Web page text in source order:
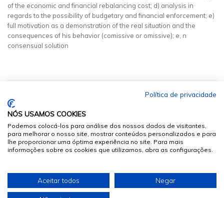
of the economic and financial rebalancing cost; d) analysis in
regards to the possibility of budgetary and financial enforcement; e)
full motivation as a demonstration of the real situation and the
consequences of his behavior (comissive or omissive); e, n
consensual solution
© 2026 Sumários.org
. Todos os Direitos Reservados
Desenvolvido por
Política de privacidade
NÓS USAMOS COOKIES
Podemos colocá-los para análise dos nossos dados de visitantes,
para melhorar o nosso site, mostrar conteúdos personalizados e para
lhe proporcionar uma óptima experiência no site. Para mais
informações sobre os cookies que utilizamos, abra as configurações.
Aceitar todos Negar